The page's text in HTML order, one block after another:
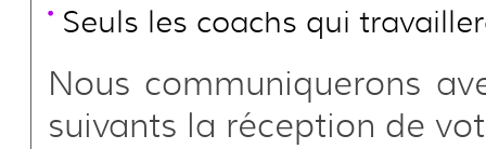
Seuls les coachs qui
Nous communiquerons
suivants la réception de